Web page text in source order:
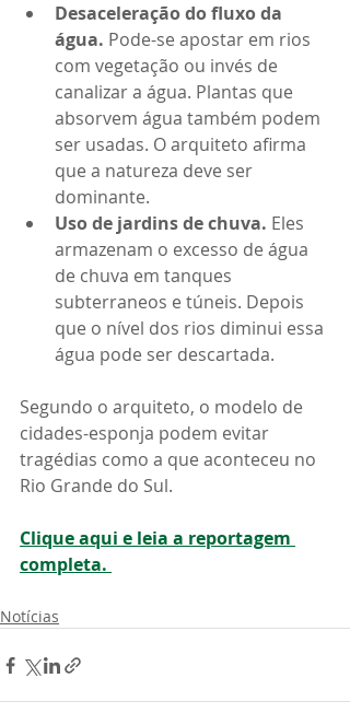
Desaceleração do fluxo da
água. Pode-se apostar em rios
com vegetação ou invés de
canalizar a água. Plantas que
absorvem água também podem
ser usadas. O arquiteto afirma
que a natureza deve ser
dominante.
Uso de jardins de chuva. Eles
armazenam o excesso de água
de chuva em tanques
subterraneos e túneis. Depois
que o nível dos rios diminui essa
água pode ser descartada.
Segundo o arquiteto, o modelo de
cidades-esponja podem evitar
tragédias como a que aconteceu no
Rio Grande do Sul.
Clique aqui e leia a reportagem
completa.
Notícias